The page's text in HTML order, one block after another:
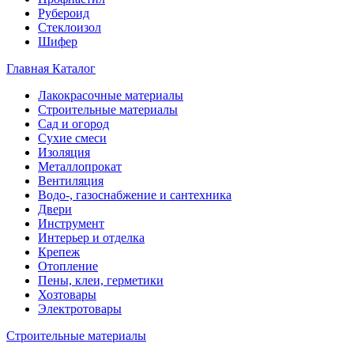
Рубероид
Стеклоизол
Шифер
Главная Каталог
Лакокрасочные материалы
Строительные материалы
Сад и огород
Сухие смеси
Изоляция
Металлопрокат
Вентиляция
Водо-, газоснабжение и сантехника
Двери
Инструмент
Интерьер и отделка
Крепеж
Отопление
Пены, клеи, герметики
Хозтовары
Электротовары
Строительные материалы